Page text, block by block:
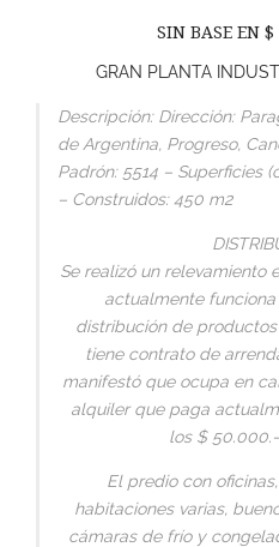
SIN BASE EN $
GRAN PLANTA
Descripción: Dirección:
de Argentina, Progreso,
Padrón: 5514 – Superficies
– Construidos: 450 m2
Se realizó un relevamiento
actualmente
distribución de
tiene contrato de
manifestó que ocupa en
alquiler que paga
los $
El predio con
habitaciones varias,
cámaras de frío y